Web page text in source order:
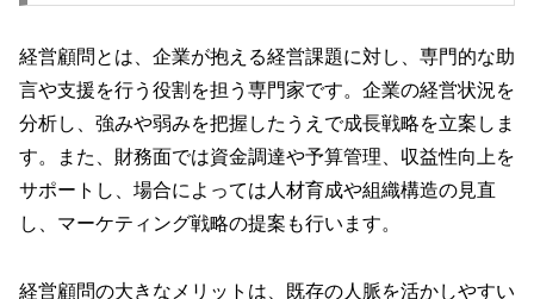
経営顧問とは、企業が抱える経営課題に対し、専門的な助
言や支援を行う役割を担う専門家です。企業の経営状況を
分析し、強みや弱みを把握したうえで成長戦略を立案しま
す。また、財務面では資金調達や予算管理、収益性向上を
サポートし、場合によっては人材育成や組織構造の見直
し、マーケティング戦略の提案も行います。
経営顧問の大きなメリットは、既存の人脈を活かしやすい